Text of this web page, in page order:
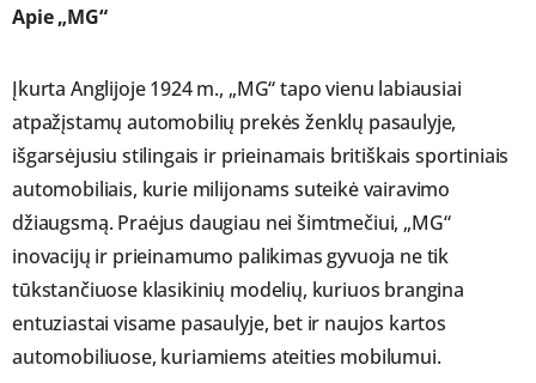
Apie „MG“
Įkurta Anglijoje 1924 m., „MG“ tapo vienu labiausiai
atpažįstamų automobilių prekės ženklų pasaulyje,
išgarsėjusiu stilingais ir prieinamais britiškais sportiniais
automobiliais, kurie milijonams suteikė vairavimo
džiaugsmą. Praėjus daugiau nei šimtmečiui, „MG“
inovacijų ir prieinamumo palikimas gyvuoja ne tik
tūkstančiuose klasikinių modelių, kuriuos brangina
entuziastai visame pasaulyje, bet ir naujos kartos
automobiliuose, kuriamiems ateities mobilumui.